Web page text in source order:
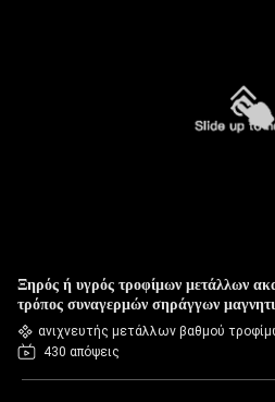
Ξηρός ή υγρός τροφίμων μετάλλων
τρόπος συναγερμών σηράγγων
ανιχνευτής μετάλλων βαθμού
430 απόψεις